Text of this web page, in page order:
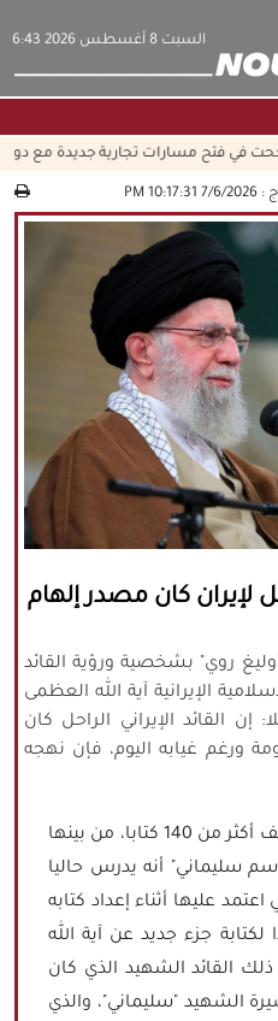
‫السبت‬ 8 أغسطس 2026 6:43
|من نحن
|
|
عن
في فتح مسارات تجارية جديدة مع دول
:
7/6/2026 10:17:31 PM
لإيران كان مصدر إلهام
روي" بشخصية ورؤية القائد
الإيرانية آية الله العظمى
القائد الإيراني الراحل كان
ورغم غيابه اليوم، فإن نهجه
وصرح "روي" الذي سبق أن ألّف أكثر من 140 كتابا، من بينها
سليماني" أنه يدرس حاليا
عليها أثناء إعداد كتابه
لكتابة جزء جديد عن آية الله
القائد الشهيد الذي كان
الشهيد "سليماني"، والذي